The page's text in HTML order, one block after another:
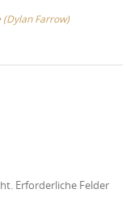
(Dylan Farrow)
Erforderliche Felder